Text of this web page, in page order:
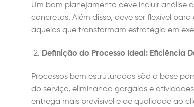
Um bom planejamento deve incluir análise
concretas. Além disso, deve ser flexível
aquelas que transformam estratégia em
Definição do Processo Ideal: Eficiência
Processos bem estruturados são a base
do serviço, eliminando gargalos e
entrega mais previsível e de qualidade ao